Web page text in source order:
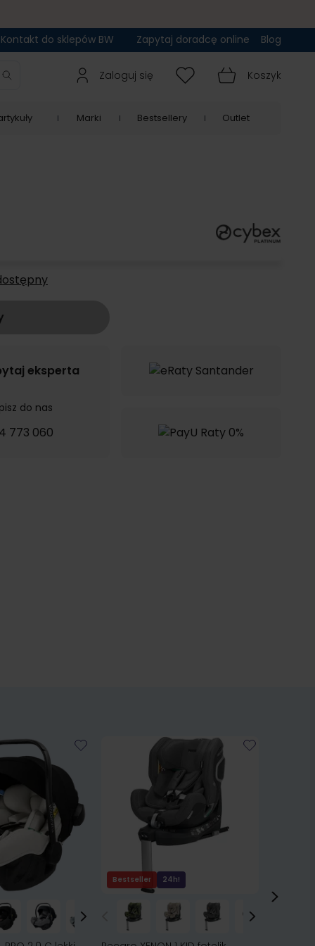
Kontakt do sklepów BW Zapytaj doradcę online Blog
Zaloguj się Koszyk
Marki Bestsellery Outlet
eksperta
do nas
773 060
Bestseller 24h!